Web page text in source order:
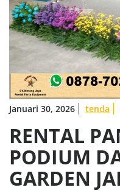
Januari 30, 2026 tenda
RENTAL
PODIUM
GARDEN